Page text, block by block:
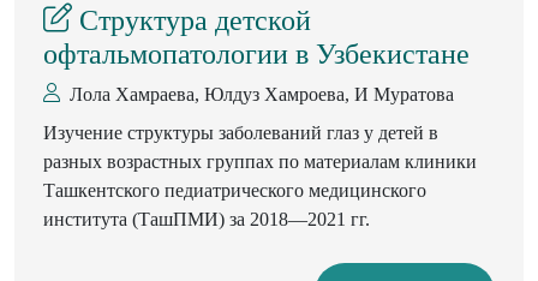
национально-культурной специфики. Новизна данной
статьи
обусловлена тем, что в ней впервые был сделан
анализ вербализации концепта «сердце» на
английском, русском и
узбекском языках. Результаты проведенного
исследования
показали, что, несмотря на универсальную
Структура детской
офтальмопатологии в Узбекистане
Лола Хамраева, Юлдуз Хамроева, И Муратова
Изучение структуры заболеваний глаз у детей в
разных возрастных группах по материалам клиники
Ташкентского педиатрического медицинского
института (ТашПМИ) за 2018—2021 гг.